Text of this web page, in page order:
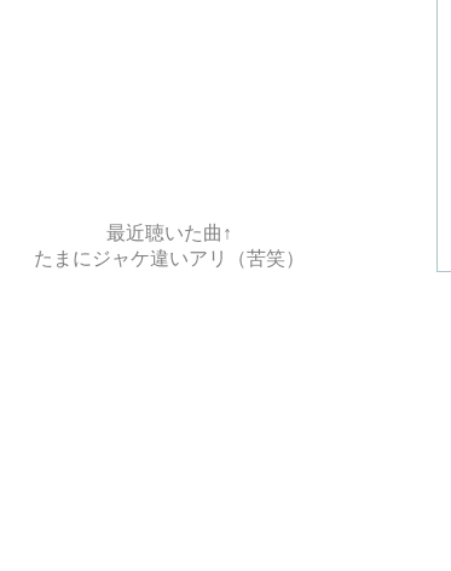
最近聴いた曲↑
たまにジャケ違いアリ（苦笑）